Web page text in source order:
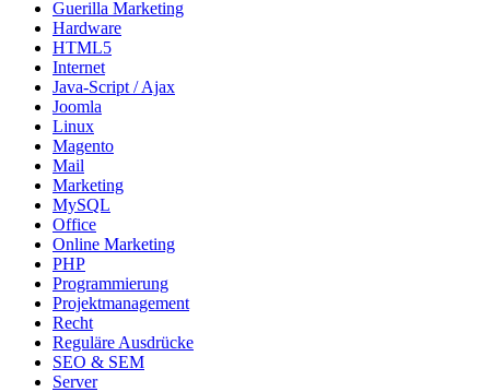
Guerilla Marketing
Hardware
HTML5
Internet
Java-Script / Ajax
Joomla
Linux
Magento
Mail
Marketing
MySQL
Office
Online Marketing
PHP
Programmierung
Projektmanagement
Recht
Reguläre Ausdrücke
SEO & SEM
Server